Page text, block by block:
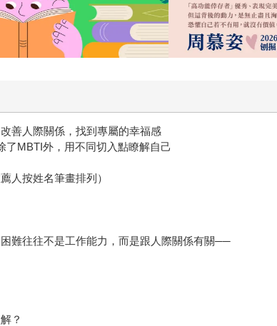
善人際關係，找到專屬的幸福感
MBTI外，用不同切入點瞭解自己
人按姓名筆畫排列）
難往往不是工作能力，而是跟人際關係有關──
？